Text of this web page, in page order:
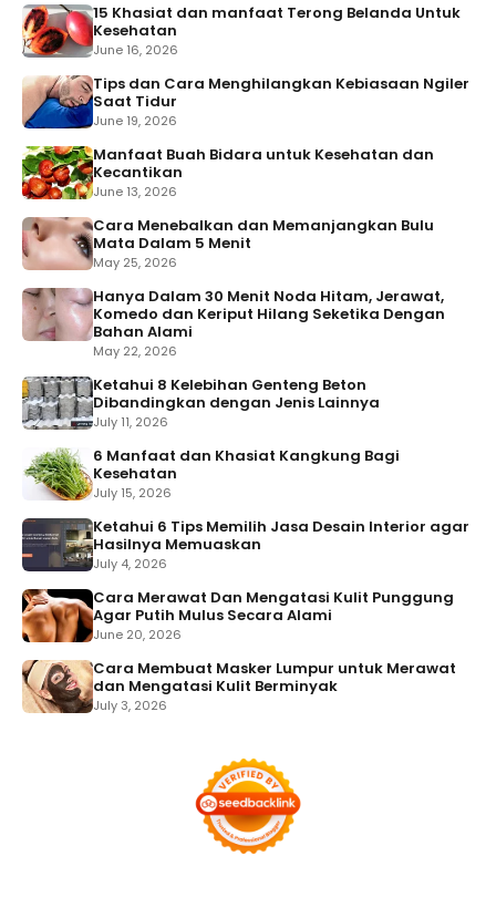
15 Khasiat dan manfaat Terong Belanda Untuk
Kesehatan
June 16, 2026
Tips dan Cara Menghilangkan Kebiasaan Ngiler
Saat Tidur
June 19, 2026
Manfaat Buah Bidara untuk Kesehatan dan
Kecantikan
June 13, 2026
Cara Menebalkan dan Memanjangkan Bulu
Mata Dalam 5 Menit
May 25, 2026
Hanya Dalam 30 Menit Noda Hitam, Jerawat,
Komedo dan Keriput Hilang Seketika Dengan
Bahan Alami
May 22, 2026
Ketahui 8 Kelebihan Genteng Beton
Dibandingkan dengan Jenis Lainnya
July 11, 2026
6 Manfaat dan Khasiat Kangkung Bagi
Kesehatan
July 15, 2026
Ketahui 6 Tips Memilih Jasa Desain Interior agar
Hasilnya Memuaskan
July 4, 2026
Cara Merawat Dan Mengatasi Kulit Punggung
Agar Putih Mulus Secara Alami
June 20, 2026
Cara Membuat Masker Lumpur untuk Merawat
dan Mengatasi Kulit Berminyak
July 3, 2026